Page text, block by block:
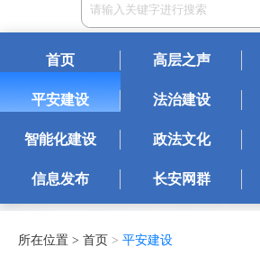
首页 高层之声
平安建设 法治建设
智能化建设 政法文化
信息发布 长安网群
所在位置 > 首页 > 平安建设